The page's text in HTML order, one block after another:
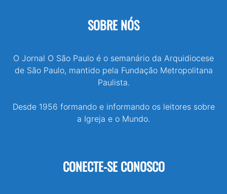
SOBRE NÓS
O Jornal O São Paulo é o semanário da Arquidiocese
de São Paulo, mantido pela Fundação Metropolitana
Paulista.
Desde 1956 formando e informando os leitores sobre
a Igreja e o Mundo.
CONECTE-SE CONOSCO